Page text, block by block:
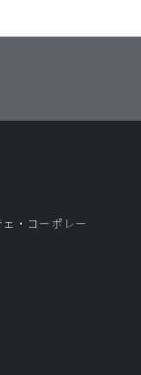
ェ・コーポレー